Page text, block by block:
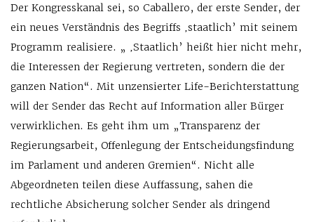
Der Kongresskanal sei, so Caballero, der erste Sender, der
ein neues Verständnis des Begriffs ‚staatlich’ mit seinem
Programm realisiere. „ ‚Staatlich’ heißt hier nicht mehr,
die Interessen der Regierung vertreten, sondern die der
ganzen Nation“. Mit unzensierter Life-Berichterstattung
will der Sender das Recht auf Information aller Bürger
verwirklichen. Es geht ihm um „Transparenz der
Regierungsarbeit, Offenlegung der Entscheidungsfindung
im Parlament und anderen Gremien“. Nicht alle
Abgeordneten teilen diese Auffassung, sahen die
rechtliche Absicherung solcher Sender als dringend